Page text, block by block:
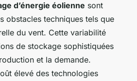
d’énergie éolienne sont
obstacles techniques tels que
du vent. Cette variabilité
de stockage sophistiquées
et la demande.
élevé des technologies